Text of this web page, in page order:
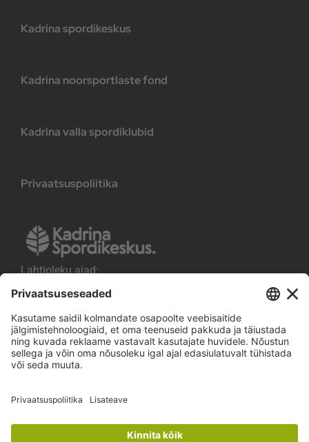
Kadrina spordikeskus
Kadrina noorsportlaste fond
Kadrina valla spordiklubid
Privaatsuspoliitika
Lahtioleku ajad:
E-R kell 8.00-21.00
sport@kadrina.ee